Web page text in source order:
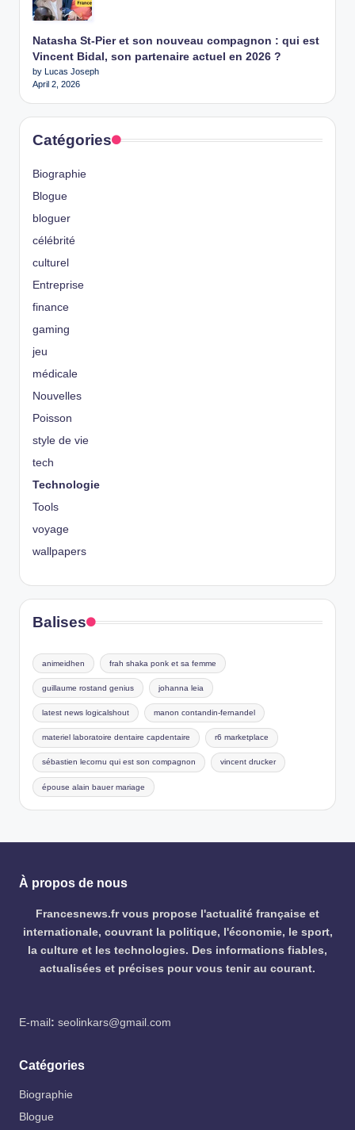
Natasha St-Pier et son nouveau compagnon : qui est
Vincent Bidal, son partenaire actuel en 2026 ?
by Lucas Joseph
April 2, 2026
Catégories
Biographie
Blogue
bloguer
célébrité
culturel
Entreprise
finance
gaming
jeu
médicale
Nouvelles
Poisson
style de vie
tech
Technologie
Tools
voyage
wallpapers
Balises
animeidhen frah shaka ponk et sa femme
guillaume rostand genius johanna leia
latest news logicalshout manon contandin-fernandel
materiel laboratoire dentaire capdentaire r6 marketplace
sébastien lecornu qui est son compagnon vincent drucker
épouse alain bauer mariage
À propos de nous
Francesnews.fr vous propose l'actualité française et
internationale, couvrant la politique, l'économie, le sport,
la culture et les technologies. Des informations fiables,
actualisées et précises pour vous tenir au courant.
E-mail : seolinkars@gmail.com
Catégories
Biographie
Blogue